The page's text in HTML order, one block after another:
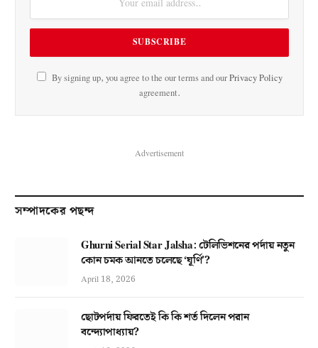
By signing up, you agree to the our terms and ourPrivacy Policy
agreement.
Advertisement
সম্পাদকের পছন্দ
Ghurni Serial Star Jalsha: টেলিভিশনের পর্দায় নতুন
কোন চমক আনতে চলেছে ‘ঘূর্ণি’?
April 18, 2026
ছোটপর্দায় ফিরতেই কি কি শর্ত দিলেন পরান
বন্দ্যোপাধ্যায়?